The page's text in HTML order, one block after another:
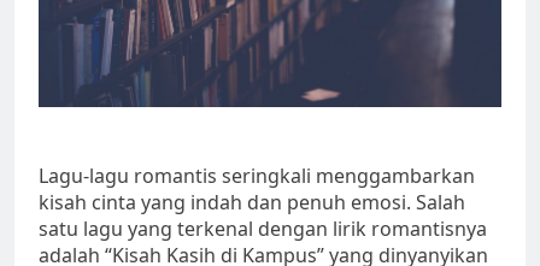
Lagu-lagu romantis seringkali menggambarkan
kisah cinta yang indah dan penuh emosi. Salah
satu lagu yang terkenal dengan lirik romantisnya
adalah “Kisah Kasih di Kampus” yang dinyanyikan